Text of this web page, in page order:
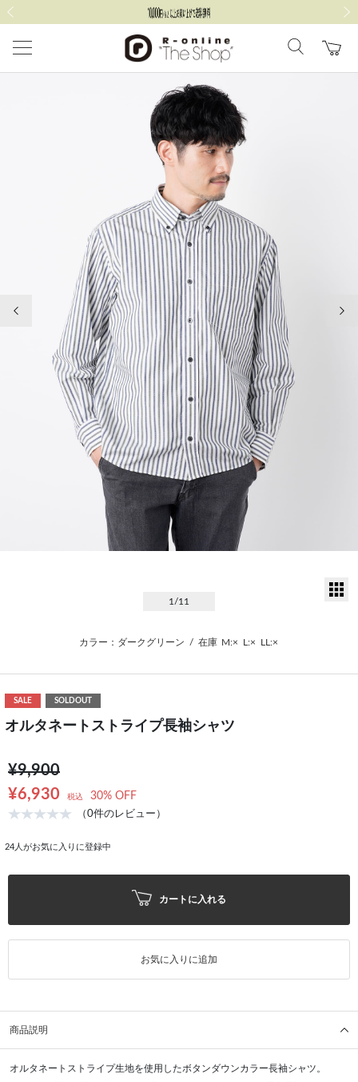
1 /11
カラー：ダークグリーン / 在庫 M:× L:× LL:×
SALE SOLDOUT
オルタネートストライプ長袖シャツ
¥9,900
¥6,930
税込 30% OFF
（0件のレビュー）
24 人がお気に入りに登録中
カートに入れる
お気に入りに追加
商品説明
オルタネートストライプ生地を使用したボタンダウンカラー長袖シャツ。